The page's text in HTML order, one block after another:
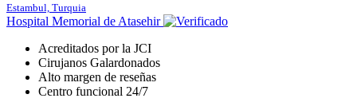
Estambul, Turquia
Hospital Memorial de Atasehir
Acreditados por la JCI
Cirujanos Galardonados
Alto margen de reseñas
Centro funcional 24/7